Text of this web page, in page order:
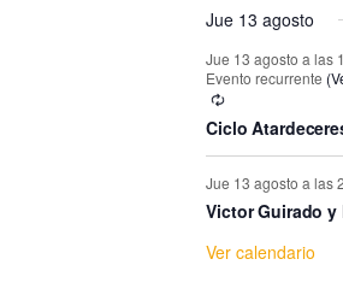
e
E
v
e
n
Jue 13 agosto
Jue 13 agosto a las
Evento recurrente
Ciclo
Jue 13 agosto a las
Victor Guirado y
Ver calendario